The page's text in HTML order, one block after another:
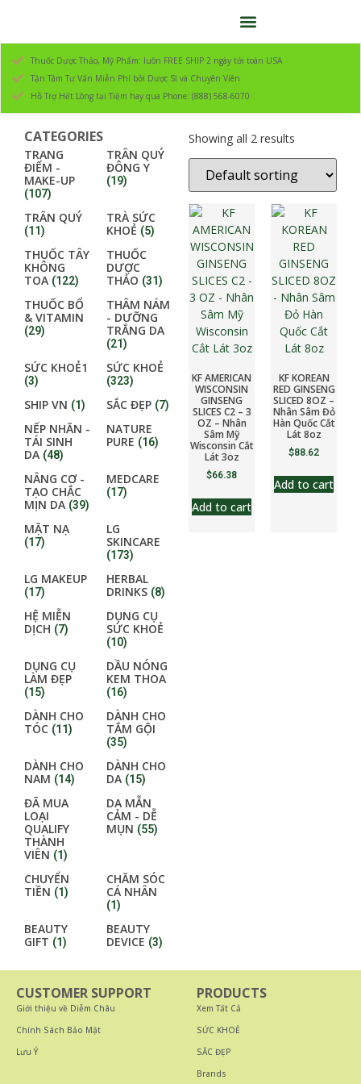
Thuốc Dược Thảo, Mỹ Phẩm: luôn FREE SHIP 2 ngày tới toàn USA
Tận Tâm Tư Vấn Miễn Phí bởi Dược Sĩ và Chuyên Viên
Hỗ Trợ Hết Lòng tại Tiệm hay qua Phone: (888) 568-6070
CATEGORIES
TRANG
ĐIỂM -
MAKE-UP
(107)
TRÂN QUÝ
ĐÔNG Y
(19)
TRÂN QUÝ
(11)
TRÀ SỨC
KHOẺ (5)
THUỐC TÂY
KHÔNG
TOA (122)
THUỐC
DƯỢC
THẢO (31)
THUỐC BỔ
& VITAMIN
(29)
THÂM NÁM
- DƯỠNG
TRẮNG DA
(21)
SỨC KHOẺ1
(3)
SỨC KHOẺ
(323)
SHIP VN (1) SẮC ĐẸP (7)
NẾP NHĂN -
TÁI SINH
DA (48)
NATURE
PURE (16)
NÂNG CƠ -
TẠO CHẮC
MỊN DA (39)
MEDCARE
(17)
MẶT NẠ
(17)
LG
SKINCARE
(173)
LG MAKEUP
(17)
HERBAL
DRINKS (8)
HỆ MIỄN
DỊCH (7)
DỤNG CỤ
SỨC KHOẺ
(10)
DỤNG CỤ
LÀM ĐẸP
(15)
DẦU NÓNG
KEM THOA
(16)
DÀNH CHO
TÓC (11)
DÀNH CHO
TẮM GỘI
(35)
DÀNH CHO
NAM (14)
DÀNH CHO
DA (15)
ĐÃ MUA
LOẠI
QUALIFY
THÀNH
VIÊN (1)
DA MẪN
CẢM - DỄ
MỤN (55)
CHUYỂN
TIỀN (1)
CHĂM SÓC
CÁ NHÂN
(1)
BEAUTY
GIFT (1)
BEAUTY
DEVICE (3)
Showing all 2 results
KF AMERICAN
WISCONSIN
GINSENG
SLICES C2 – 3
OZ – Nhân
Sâm Mỹ
Wisconsin Cắt
Lát 3oz
$66.38
Add to cart
KF KOREAN
RED GINSENG
SLICED 8OZ –
Nhân Sâm Đỏ
Hàn Quốc Cắt
Lát 8oz
$88.62
Add to cart
CUSTOMER SUPPORT
Giới thiệu về Diễm Châu
Chính Sách Bảo Mật
Lưu Ý
PRODUCTS
Xem Tất Cả
SỨC KHOẺ
SẮC ĐẸP
Brands